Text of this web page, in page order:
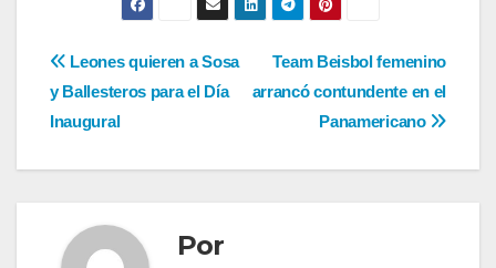
Navegación
de
entradas
Team Beisbol femenino
arrancó contundente en el
Panamericano
Leones quieren a Sosa
y Ballesteros para el Día
Inaugural
Por